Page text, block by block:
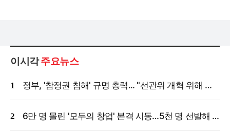
이시각주요뉴스
정부, '참정권 침해' 규명 총력... "선관위 개혁 위해 국정조사 등 모든 조치"
6만 명 몰린 '모두의 창업' 본격 시동…5천 명 선발해 밀착 지원